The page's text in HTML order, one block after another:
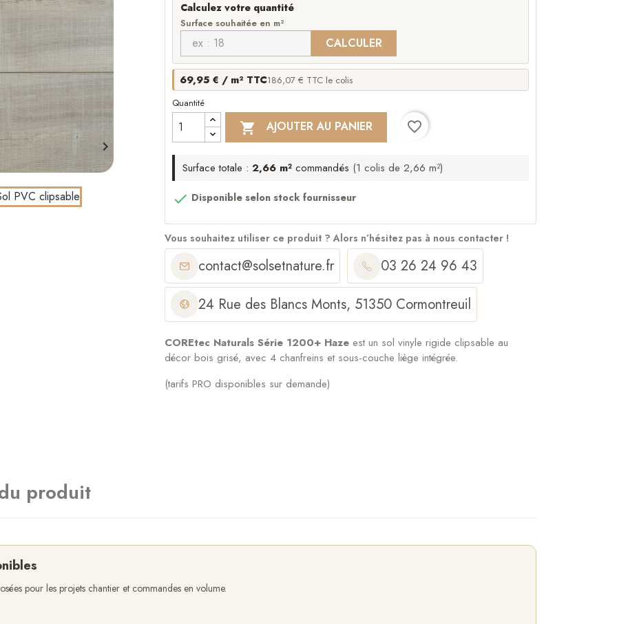

Calculez votre quantité
Surface souhaitée en m²
CALCULER
69,95 € / m² TTC186,07 € TTC le colis
Quantité
 AJOUTER AU PANIER favorite_border
Surface totale : 2,66 m²commandés (1 colis de 2,66 m²)
 Disponible selon stock fournisseur
Vous souhaitez utiliser ce produit ?Alors n’hésitez pas à nous contacter !
contact@solsetnature.fr
03 26 24 96 43
24 Rue des Blancs Monts, 51350 Cormontreuil
COREtec Naturals Série 1200+ Haze est un sol vinyle rigide clipsable au
décor bois grisé, avec 4 chanfreins et sous-couche liège intégrée.
(tarifs PRO disponibles sur demande)
produit
pour les projets chantier et commandes en volume.